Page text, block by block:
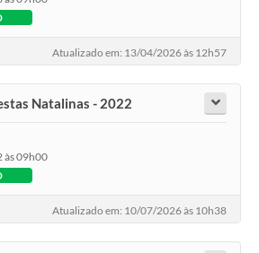
Atualizado em: 13/04/2026 às 12h57
Natalinas - 2022
às 09h00
Atualizado em: 10/07/2026 às 10h38